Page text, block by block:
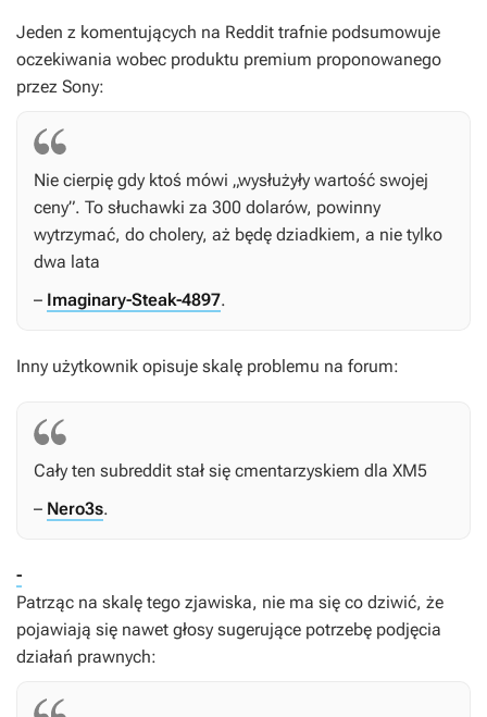
Jeden z komentujących na Reddit trafnie podsumowuje
oczekiwania wobec produktu premium proponowanego
przez Sony:
Nie cierpię gdy ktoś mówi „wysłużyły wartość swojej
ceny”. To słuchawki za 300 dolarów, powinny
wytrzymać, do cholery, aż będę dziadkiem, a nie tylko
dwa lata
– Imaginary-Steak-4897.
Inny użytkownik opisuje skalę problemu na forum:
Cały ten subreddit stał się cmentarzyskiem dla XM5
– Nero3s.
-
Patrząc na skalę tego zjawiska, nie ma się co dziwić, że
pojawiają się nawet głosy sugerujące potrzebę podjęcia
działań prawnych: